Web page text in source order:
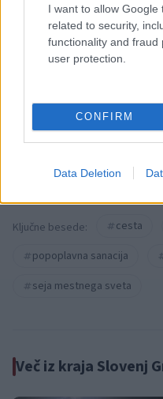
I want to allow Google
related to security,
functionality and
user protection.
CONFIRM
Data Deletion
rasističnimi,
odstranjeni. Pravila
Občine: Slovenj Gradec
Ključne besede: cesta
popoplavna sanacija
seja mestnega sveta
Več iz kraja Slovenj